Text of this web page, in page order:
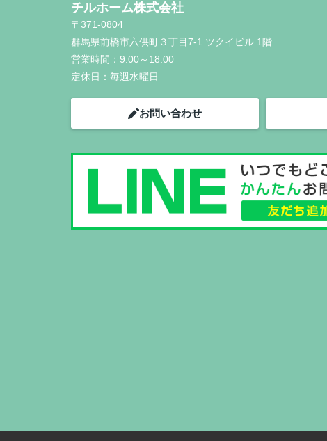
チルホーム株式会社
〒371-0804
群馬県前橋市六供町３丁目7-1 ツクイビル 1階
営業時間： 9:00～18:00
定休日： 毎週水曜日
お問い合わせ